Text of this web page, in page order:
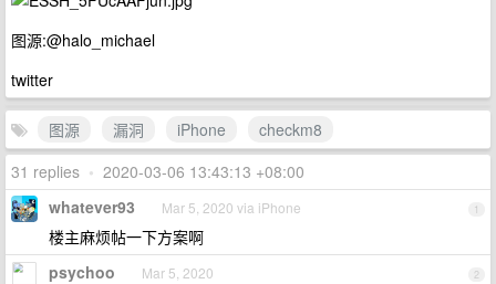
图源:@halo_michael
twitter
图源 漏洞 iPhone
checkm8
31 replies • 2020-03-06 13:43:13 +08:00
1
whatever93 Mar 5, 2020 via iPhone
楼主麻烦帖一下方案啊
2
psychoo Mar 5, 2020